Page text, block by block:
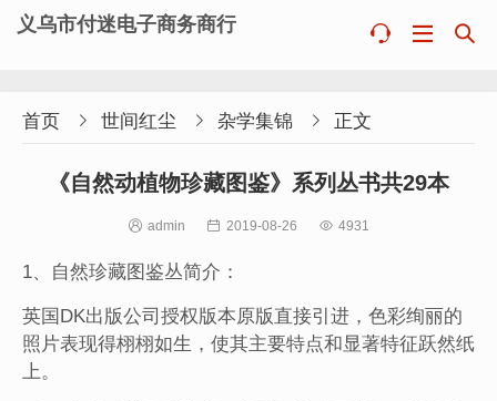
义乌市付迷电子商务商行 


首页  世间红尘  杂学集锦  正文
《自然动植物珍藏图鉴》系列丛书共29本
 admin  2019-08-26  4931
1、自然珍藏图鉴丛简介：
英国DK出版公司授权版本原版直接引进，色彩绚丽的
照片表现得栩栩如生，使其主要特点和显著特征跃然纸
上。